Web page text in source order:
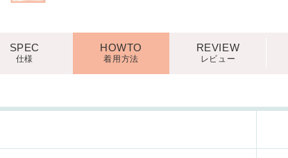
SPEC
仕様
HOWTO
着用方法
REVIEW
レビュー